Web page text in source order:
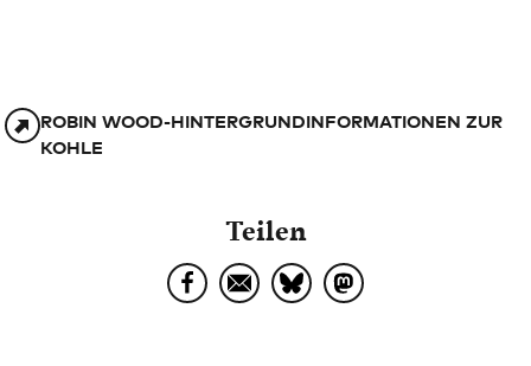
ROBIN WOOD-HINTERGRUNDINFORMATIONEN ZUR
KOHLE
Teilen